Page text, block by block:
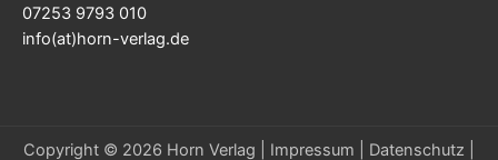
07253 9793 010
info(at)horn-verlag.de
Copyright © 2026 Horn Verlag | Impressum Datenschutz